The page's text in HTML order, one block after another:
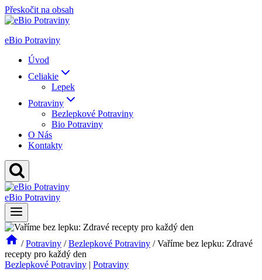
Přeskočit na obsah
eBio Potraviny
Úvod
Celiakie
Lepek
Potraviny
Bezlepkové Potraviny
Bio Potraviny
O Nás
Kontakty
eBio Potraviny
/ Potraviny / Bezlepkové Potraviny / Vaříme bez lepku: Zdravé
recepty pro každý den
Bezlepkové Potraviny | Potraviny